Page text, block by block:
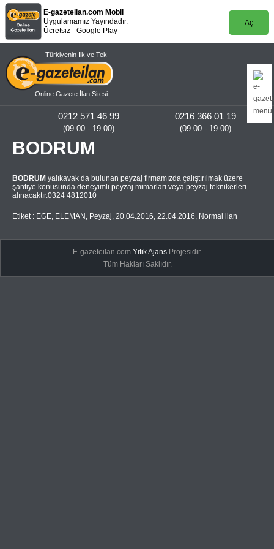
E-gazeteilan.com Mobil
Uygulamamız Yayındadır.
Ücretsiz - Google Play
Aç
Türkiyenin İlk ve Tek
Online Gazete İlan Sitesi
0216 366 01 19
(09:00 - 19:00)
0212 571 46 99
(09:00 - 19:00)
BODRUM
BODRUM yalıkavak da bulunan peyzaj firmamızda çalıştırılmak üzere
şantiye konusunda deneyimli peyzaj mimarları veya peyzaj teknikerleri
alınacaktır.0324 4812010
Etiket : EGE, ELEMAN , Peyzaj, 20.04.2016, 22.04.2016, Normal ilan
E-gazeteilan.comYitik Ajans Projesidir.
Tüm Hakları Saklıdır.